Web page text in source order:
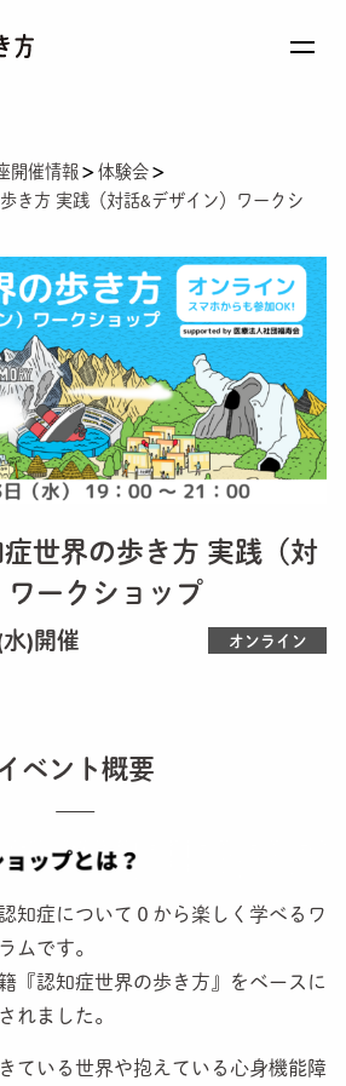
ぼう
指す旅の仲間になろう
認ファシリテーター）になろう
の凸凹を知ろう
体全体で体験しよう
よう
開催情報
体験会
き方 実践（対話&デザイン）ワークシ
症世界の歩き方 実践（対
ークショップ
)開催 オンライン
イベント概要
知症について０から楽しく学べるワ
ムです。
『認知症世界の歩き方』をベースに
れました。
ている世界や抱えている心身機能障